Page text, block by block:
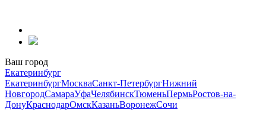
содержанию
Ваш город
Екатеринбург
ЕкатеринбургМоскваСанкт-ПетербургНижний
НовгородСамараУфаЧелябинскТюменьПермьРостов-на-
ДонуКраснодарОмскКазаньВоронежСочи